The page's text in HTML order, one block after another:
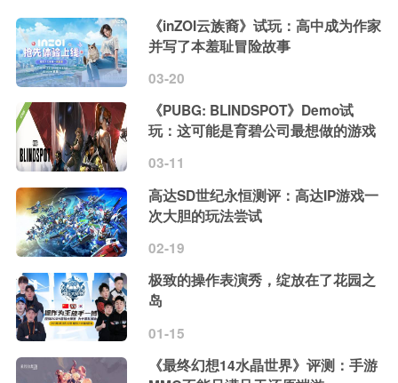
《inZOI云族裔》试玩：高中成为作家
并写了本羞耻冒险故事
03-20
《PUBG: BLINDSPOT》Demo试
玩：这可能是育碧公司最想做的游戏
03-11
高达SD世纪永恒测评：高达IP游戏一
次大胆的玩法尝试
02-19
极致的操作表演秀，绽放在了花园之
岛
01-15
《最终幻想14水晶世界》评测：手游